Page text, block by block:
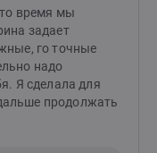
время мы
задает
го точные
надо
Я сделала для
продолжать